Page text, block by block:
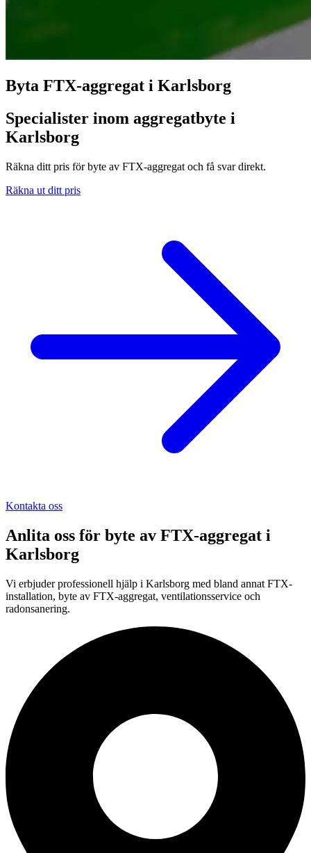
Byta FTX-aggregat i Karlsborg
Specialister inom aggregatbyte i
Karlsborg
Räkna ditt pris för byte av FTX-aggregat och få svar direkt.
Räkna ut ditt pris
Kontakta oss
Anlita oss för byte av FTX-aggregat i
Karlsborg
Vi erbjuder professionell hjälp i Karlsborg med bland annat FTX-
installation, byte av FTX-aggregat, ventilationsservice och
radonsanering.